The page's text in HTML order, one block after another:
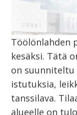
Töölönlahden
kesäksi. Tätä
on suunniteltu
istutuksia,
tanssilava.
alueelle on